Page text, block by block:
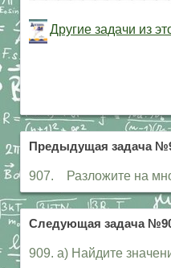
Другие задачи из
Предыдущая задача
907. Разложите на
Следующая задача
909. а) Найдите